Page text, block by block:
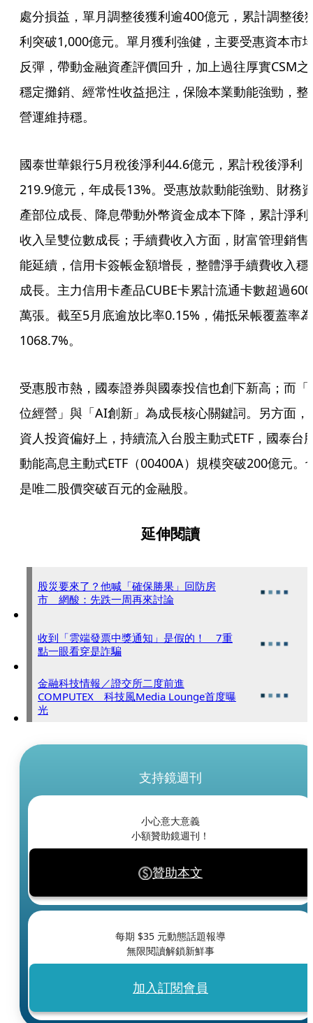
處分損益，單月調整後獲利逾400億元，累計調整後
利突破1,000億元。單月獲利強健，主要受惠資本市
反彈，帶動金融資產評價回升，加上過往厚實CSM之
穩定攤銷、經常性收益挹注，保險本業動能強勁，整
營運維持穩。
國泰世華銀行5月稅後淨利44.6億元，累計稅後淨利
219.9億元，年成長13%。受惠放款動能強勁、財務
產部位成長、降息帶動外幣資金成本下降，累計淨利
收入呈雙位數成長；手續費收入方面，財富管理銷售
能延續，信用卡簽帳金額增長，整體淨手續費收入穩
成長。主力信用卡產品CUBE卡累計流通卡數超過600
萬張。截至5月底逾放比率0.15%，備抵呆帳覆蓋率為
1068.7%。
受惠股市熱，國泰證券與國泰投信也創下新高；而「
位經營」與「AI創新」為成長核心關鍵詞。另方面，
資人投資偏好上，持續流入台股主動式ETF，國泰台
動能高息主動式ETF（00400A）規模突破200億元。
是唯二股價突破百元的金融股。
延伸閱讀
股災要來了？他喊「確保勝果」回防房
市 網酸：先跌一周再來討論
收到「雲端發票中獎通知」是假的！ 7重
點一眼看穿是詐騙
金融科技情報／證交所二度前進
COMPUTEX 科技風Media Lounge首度曝
光
支持鏡週刊
小心意大意義
小額贊助鏡週刊！
贊助本文
每期 $35 元動態話題報導
無限閱讀解鎖新鮮事
加入訂閱會員